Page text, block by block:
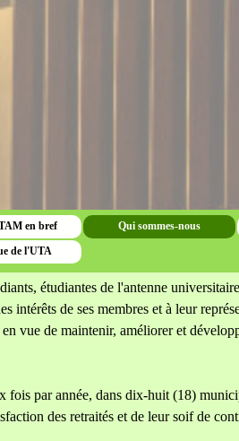
en bref Qui sommes-nous
de l'UTA
étudiantes de l'antenne
intérêts de ses membres et à leur
en vue de maintenir, améliorer et
fois par année, dans dix-huit (18)
des retraités et de leur soif de